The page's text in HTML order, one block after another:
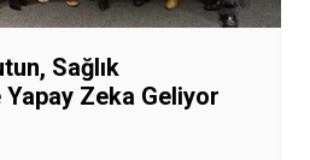
Sağlık
Zeka Geliyor